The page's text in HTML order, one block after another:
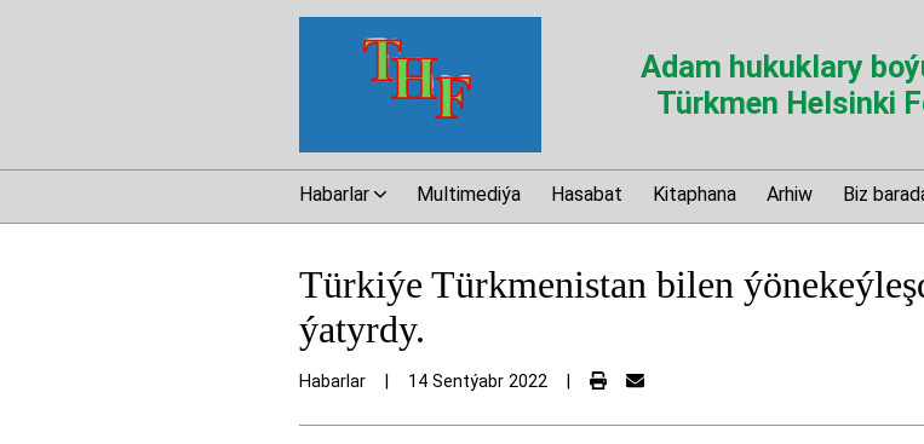
Adam hukuklary
Türkmen Helsinki
Habarlar Multimediýa Hasabat Kitaphana Arhiw Biz
Türkiýe Türkmenistan bilen
ýatyrdy.
Habarlar 14 Sentýabr 2022